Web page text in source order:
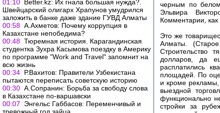
01:10 Вetter.kz: Их гнала большая нужда?.
Швейцарский олигарх Храпунов умудрился
заложить в банке даже здание ГУВД Алматы
00:58 А.Ахметов: Почему коррупция в
Казахстане непобедима?
00:48 Тюремная история. Карагандинская
студентка Зухра Касымова поездку в Америку
по программе "Work and Travel" запомнит на
всю жизнь
00:34 Р.Вахитов: Правители Узбекистана
пытаются переписать советскую историю
00:30 А.Сопранин: Борьба за свободу слова
в Казахстане по-варшавски
00:07
Энгельс Габбасов: Переменчивый и
черным по
Эльвира
Комментарии,
Это же
Алматы.
Строительство
долларов, да
расплатились
площадей. По
и кроме рекламы,
выездной
функционально
стройки за